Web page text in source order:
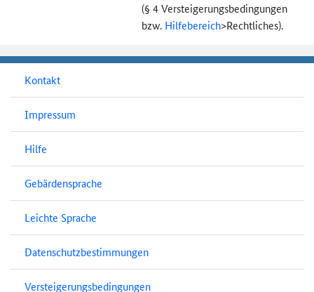
(§ 4 Versteigerungs­bedingungen
bzw. Hilfebereich>Rechtliches).
Kontakt
Impressum
Hilfe
Gebärdensprache
Leichte Sprache
Datenschutzbestimmungen
Versteigerungsbedingungen